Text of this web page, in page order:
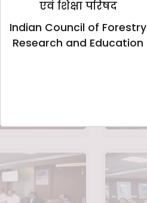
एवं शिक्षा परिषद
Indian Council of Forestry
Research and Education